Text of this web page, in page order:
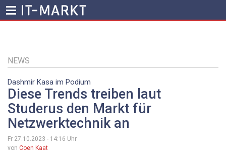
Inhalt
NEWS
Dashmir Kasa im Podium
Diese Trends treiben laut
Studerus den Markt für
Netzwerktechnik an
Fr 27.10.2023 - 14:16 Uhr
von Coen Kaat